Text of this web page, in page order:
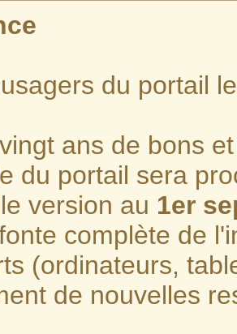
du portail
ans de bons
du portail sera
version au 1er
complète de
(ordinateurs,
de nouvelles